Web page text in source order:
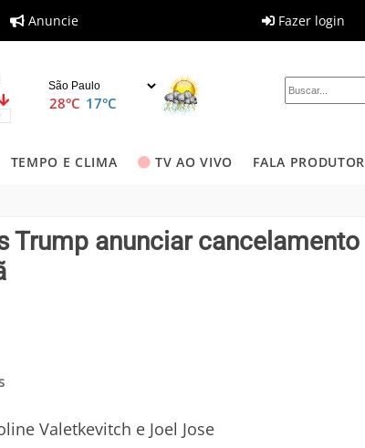
Anuncie Fazer login
28°C 17°C
TEMPO E CLIMA TV AO VIVO FALA PRODUTOR
Trump anunciar cancelamento
Valetkevitch e Joel Jose